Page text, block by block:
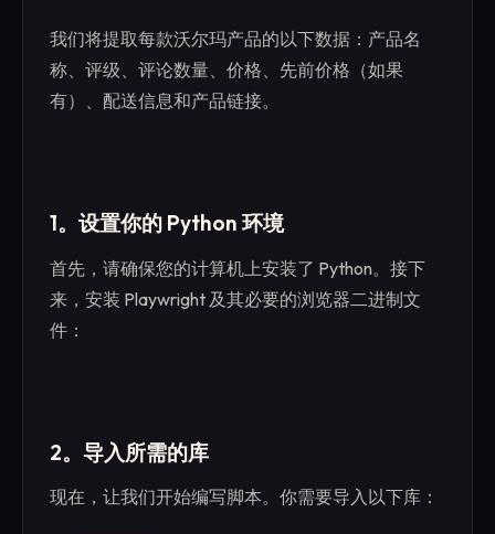
我们将提取每款沃尔玛产品的以下数据：产品名
称、评级、评论数量、价格、先前价格（如果
有）、配送信息和产品链接。
1。设置你的 Python 环境
首先，请确保您的计算机上安装了 Python。接下
来，安装 Playwright 及其必要的浏览器二进制文
件：
2。导入所需的库
现在，让我们开始编写脚本。你需要导入以下库：